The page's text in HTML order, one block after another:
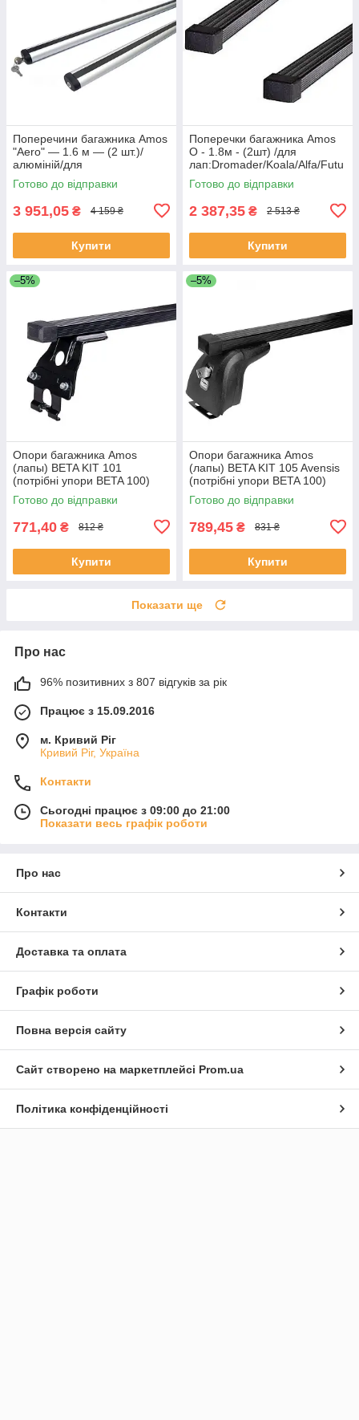
Поперечини багажника Amos
"Aero" — 1.6 м — (2 шт.)/
алюміній/для
лап:Dromader/Koala/Alfa/Futu
ra/Nowy/Beta
Готово до відправки
3 951,05 ₴ 4 159 ₴
Купити
Поперечки багажника Amos
O - 1.8м - (2шт) /для
лап:Dromader/Koala/Alfa/Futu
ra/Nowy/Beta/Universaly/Bus
Готово до відправки
2 387,35 ₴ 2 513 ₴
Купити
–5%
Опори багажника Amos
(лапы) BETA KIT 101
(потрібні упори BETA 100)
Готово до відправки
771,40 ₴ 812 ₴
Купити
–5%
Опори багажника Amos
(лапы) BETA KIT 105 Avensis
(потрібні упори BETA 100)
Готово до відправки
789,45 ₴ 831 ₴
Купити
Показати ще
Про нас
96% позитивних з 807 відгуків за рік
Працює з 15.09.2016
м. Кривий Ріг
Кривий Ріг, Україна
Контакти
Сьогодні працює з 09:00 до 21:00
Показати весь графік роботи
Про нас
Контакти
Доставка та оплата
Графік роботи
Повна версія сайту
Сайт створено на маркетплейсі Prom.ua
Політика конфіденційності